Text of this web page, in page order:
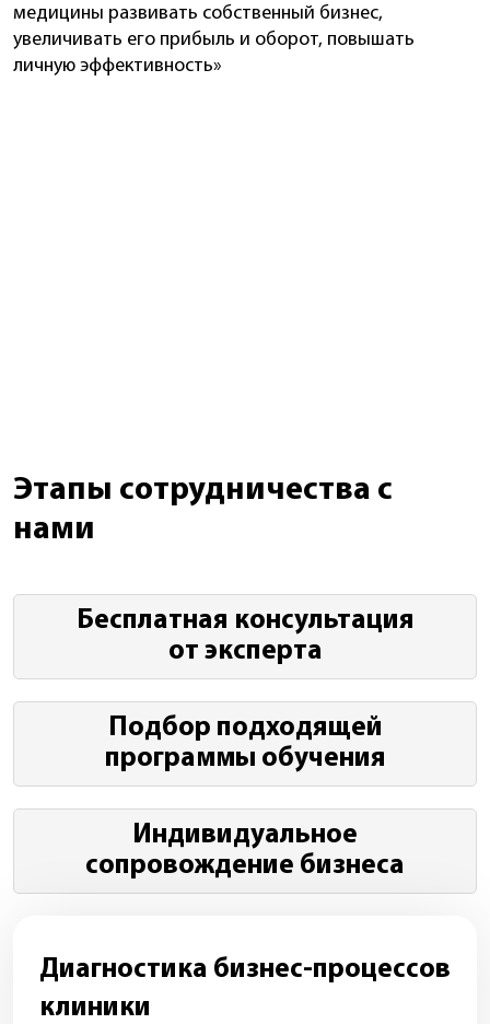
медицины развивать собственный бизнес,
увеличивать его прибыль и оборот, повышать
личную эффективность»
Этапы сотрудничества с
нами
Бесплатная консультация
от эксперта
Подбор подходящей
программы обучения
Индивидуальное
сопровождение бизнеса
Диагностика бизнес-процессов
клиники